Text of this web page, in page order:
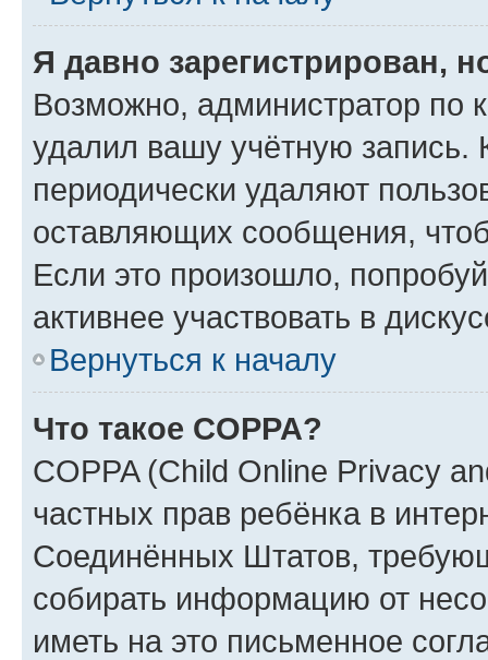
Я давно зарегистрирован,
Возможно, администратор по
удалил вашу учётную запись.
периодически удаляют
оставляющих сообщения,
Если это произошло,
активнее участвовать в
Вернуться к началу
Что такое COPPA?
COPPA (Child Online Privacy
частных прав ребёнка в
Соединённых Штатов,
собирать информацию от
иметь на это письменное